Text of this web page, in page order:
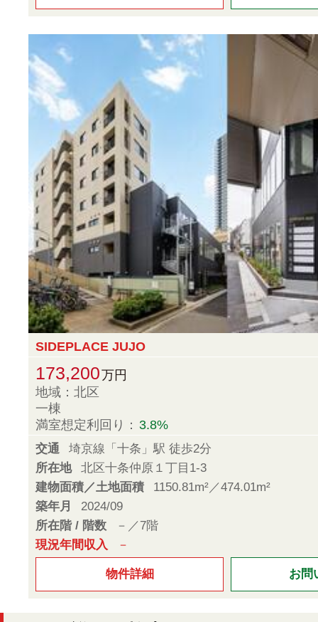
SIDEPLACE JUJO
173,200万円
地域：北区
一棟
満室想定利回り： 3.8%
交通
埼京線「十条」駅 徒歩2分
所在地
北区十条仲原１丁目1-3
建物面積／土地面積
1150.81m²／474.01m²
築年月
2024/09
所在階 / 階数
－／7階
現況年間収入
－
物件詳細 お問